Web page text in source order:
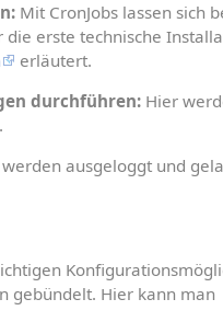
Mit CronJobs lassen sich
die erste technische
erläutert.
durchführen: Hier
werden ausgeloggt und
gebündelt. Hier kann man